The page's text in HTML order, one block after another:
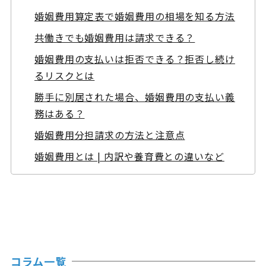
婚姻費用算定表で婚姻費用の相場を知る方法
共働きでも婚姻費用は請求できる？
婚姻費用の支払いは拒否できる？拒否し続け
るリスクとは
勝手に別居された場合、婚姻費用の支払い義
務はある？
婚姻費用分担請求の方法と注意点
婚姻費用とは | 内訳や養育費との違いなど
コラム一覧